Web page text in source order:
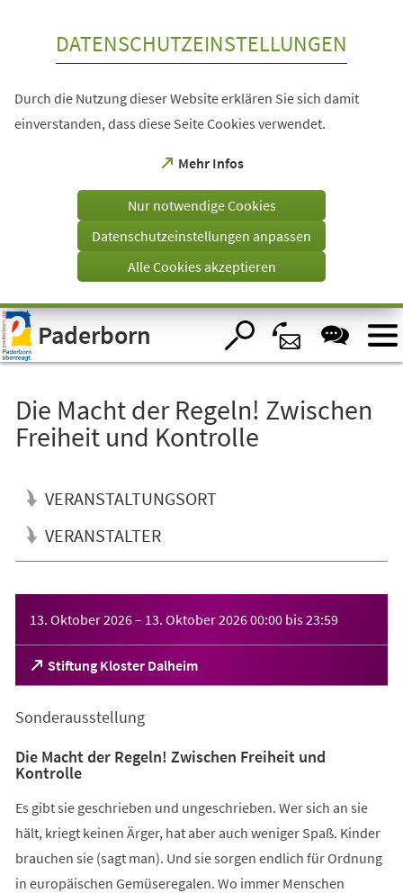
Visuelle
Assistenzsoftware
öffnen.
DATENSCHUTZEINSTELLUNGEN
Durch die Nutzung dieser Website erklären Sie sich damit
einverstanden, dass diese Seite Cookies verwendet.
Mehr Infos
(Öffnet
einem
Tab)
Nur notwendige Cookies
Datenschutzeinstellungen anpassen
Alle Cookies akzeptieren
Paderborn
Die Macht der Regeln! Zwischen
Freiheit und Kontrolle
VERANSTALTUNGSORT
VERANSTALTER
13. Oktober 2026– 13. Oktober 202600:00 bis23:59
Stiftung Kloster Dalheim
(Öffnet
in
neuen
Sonderausstellung
Die Macht der Regeln! Zwischen Freiheit und
Kontrolle
Es gibt sie geschrieben und ungeschrieben. Wer sich an sie
hält, kriegt keinen Ärger, hat aber auch weniger Spaß. Kinder
brauchen sie (sagt man). Und sie sorgen endlich für Ordnung
in europäischen Gemüseregalen. Wo immer Menschen